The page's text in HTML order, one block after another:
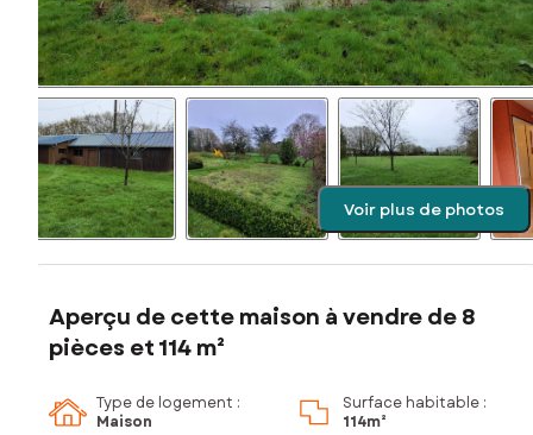
Voir plus de photos
Aperçu de cette maison à vendre de 8
pièces et 114 m²
Type de logement :
Maison
Surface habitable :
114m²